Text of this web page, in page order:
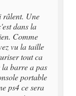
râlent. Une
dans la
Comme
vu la taille
tout ca
barre a pas
portable
ps4 ce sera